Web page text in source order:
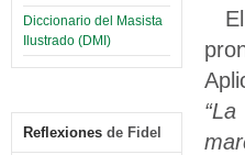
Diccionario del Masista
Ilustrado (DMI)
Reflexiones de Fidel